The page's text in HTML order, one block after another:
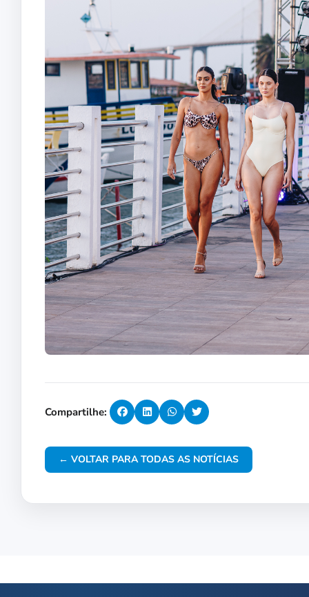
Compartilhe:
← VOLTAR PARA TODAS AS NOTÍCIAS